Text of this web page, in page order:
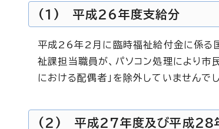
(1) 平成26年度支給分
平成26年2月に臨時福祉給付金に係る
祉課担当職員が、パソコン処理により
における配偶者」を除外していませんでし
(2) 平成27年度及び平成28